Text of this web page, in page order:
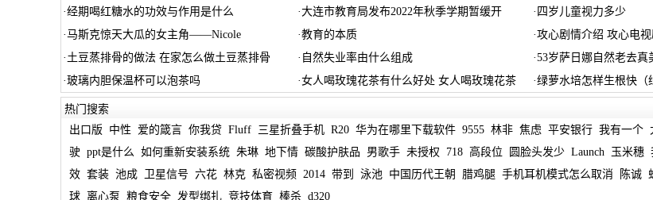
·经期喝红糖水的功效与作用是什么 ·大连市教育局发布2022年秋季学期暂缓开 · 四岁儿童视力多少
·马斯克惊天大瓜的女主角——Nicole ·教育的本质 ·攻心剧情介绍 攻心电
· 土豆蒸排骨的做法 在家怎么做土豆蒸排骨 · 自然失业率由什么组成 ·53岁萨日娜自然老去真
·玻璃内胆保温杯可以泡茶吗 ·女人喝玫瑰花茶有什么好处 女人喝玫瑰花茶 ·绿萝水培怎样生根快（
热门搜索
出口版
中性 爱的箴言 你我贷 Fluff 三星折叠手机 R20 华为在哪里下载软件 9555 林非 焦虑 平安银行 我有一个
驶 ppt是什么 如何重新安装系统 朱琳 地下情 碳酸护肤品 男歌手 未授权 718 高段位 圆脸头发少 Launch 玉米穗
效 套装 池成 卫星信号 六花 林克 私密视频 2014 带到 泳池 中国历代王朝 腊鸡腿 手机耳机模式怎么取消 陈诚
球
离心泵 粮食安全 发型绑扎 竞技体育 棒杀 d320